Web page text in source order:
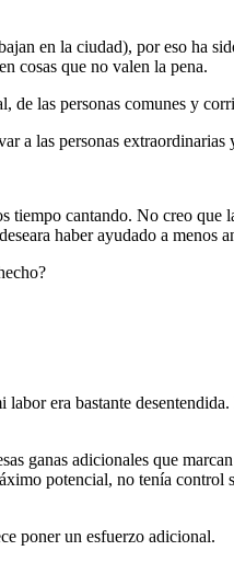
en la ciudad), por eso ha
cosas que no valen la pena.
de las personas comunes y
a las personas extraordinarias
cantando. No creo que
haber ayudado a menos
era bastante
ganas adicionales que
potencial, no tenía control
poner un esfuerzo adicional.